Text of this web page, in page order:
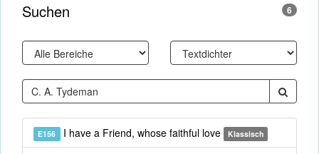
Suchen 6
E156 I have a Friend, whose faithful love Klassisch